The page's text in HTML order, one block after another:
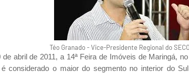
Téo Granado - Vice-Presidente Regional do
abril de 2011, a 14ª Feira de Imóveis de Maringá, no
considerado o maior do segmento no interior do